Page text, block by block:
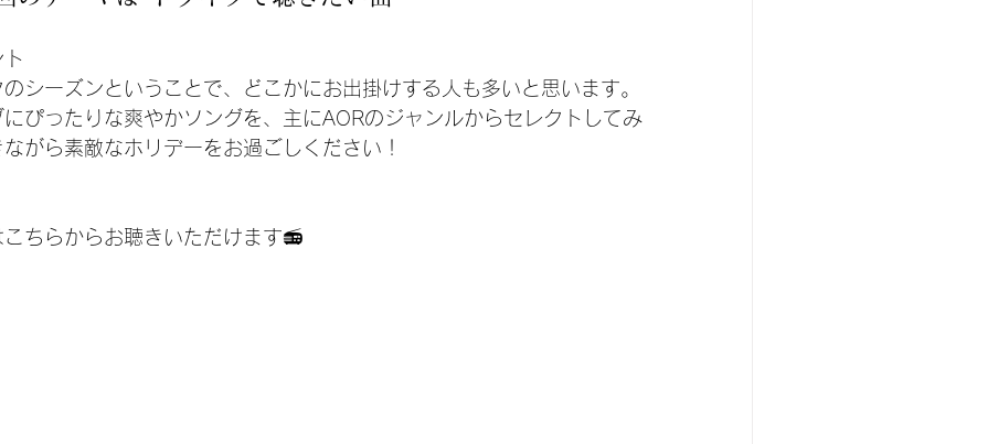
シーズンということで、どこかにお出掛けする人も多いと思います。
ぴったりな爽やかソングを、主にAORのジャンルからセレクトしてみ
がら素敵なホリデーをお過ごしください！
ちらからお聴きいただけます📻